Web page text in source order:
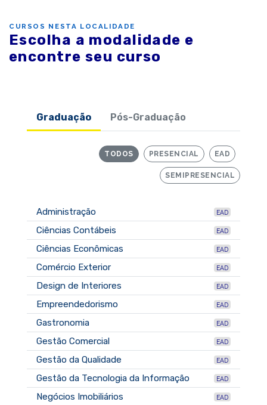
CURSOS NESTA LOCALIDADE
Escolha a modalidade e
encontre seu curso
Graduação Pós-Graduação
TODOS PRESENCIAL EAD
SEMIPRESENCIAL
Administração EAD
Ciências Contábeis EAD
Ciências Econômicas EAD
Comércio Exterior EAD
Design de Interiores EAD
Empreendedorismo EAD
Gastronomia EAD
Gestão Comercial EAD
Gestão da Qualidade EAD
Gestão da Tecnologia da Informação EAD
Negócios Imobiliários EAD